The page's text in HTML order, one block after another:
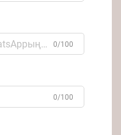
0/100
0/100